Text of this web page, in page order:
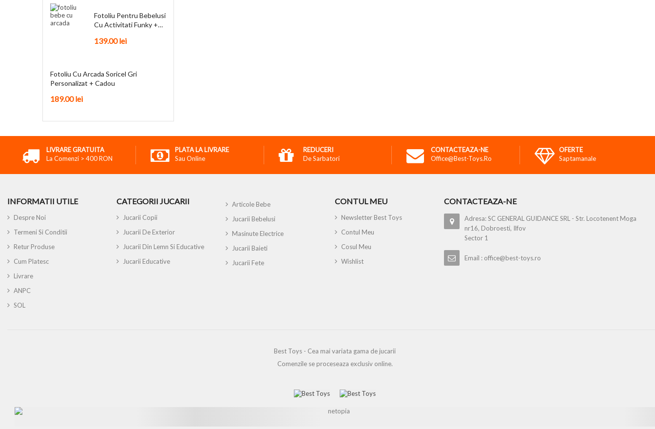
Fotoliu Pentru Bebelusi
Cu Activitati Funky +
139.00lei
Fotoliu Cu Arcada Soricel Gri
Personalizat + Cadou
189.00lei
LIVRARE GRATUITA
La Comenzi > 400 RON
PLATA LA LIVRARE
Sau Online
REDUCERI
De Sarbatori
CONTACTEAZA-NE
Office@best-Toys.ro
OFERTE
Saptamanale
INFORMATII UTILE
Despre Noi
Termeni Si Conditii
Retur Produse
Cum Platesc
Livrare
ANPC
SOL
CATEGORII JUCARII
Jucarii Copii
Jucarii De Exterior
Jucarii Din Lemn Si Educative
Jucarii Educative
Articole Bebe
Jucarii Bebelusi
Masinute Electrice
Jucarii Baieti
Jucarii Fete
CONTUL MEU
Newsletter Best Toys
Contul Meu
Cosul Meu
Wishlist
CONTACTEAZA-NE
Adresa: SC GENERAL GUIDANCE SRL - Str. Locotenent Moga
nr16, Dobroesti, Ilfov
Sector 1
Email : office@best-toys.ro
Best Toys - Cea mai variata gama de jucarii
Comenzile se proceseaza exclusiv online.